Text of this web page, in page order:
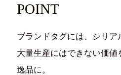
POINT
ブランドタグには、シリア
大量生産にはできない価
逸品に。